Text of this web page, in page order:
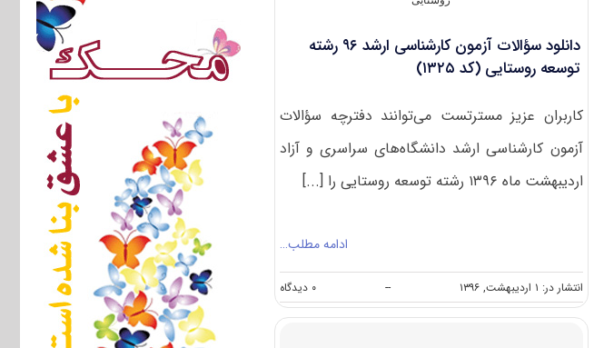
دانلود سؤالات آزمون کارشناسی ارشد ۹۶ رشته
توسعه روستایی (کد ۱۳۲۵)
کاربران عزیز مسترتست می‌توانند دفترچه سؤالات
آزمون کارشناسی ارشد دانشگاه‌های سراسری و آزاد
اردیبهشت ماه ۱۳۹۶ رشته توسعه روستایی را [...]
ادامه مطلب…
انتشار در: ۱ اردیبهشت, ۱۳۹۶ -- ۰ دیدگاه
on
دانلود
سؤالات